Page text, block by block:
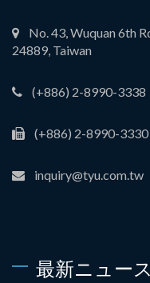
No. 43, Wuquan 6th
24889, Taiwan
(+886) 2-8990-3338
(+886) 2-8990-3330
inquiry@tyu.com.tw
最新ニュース